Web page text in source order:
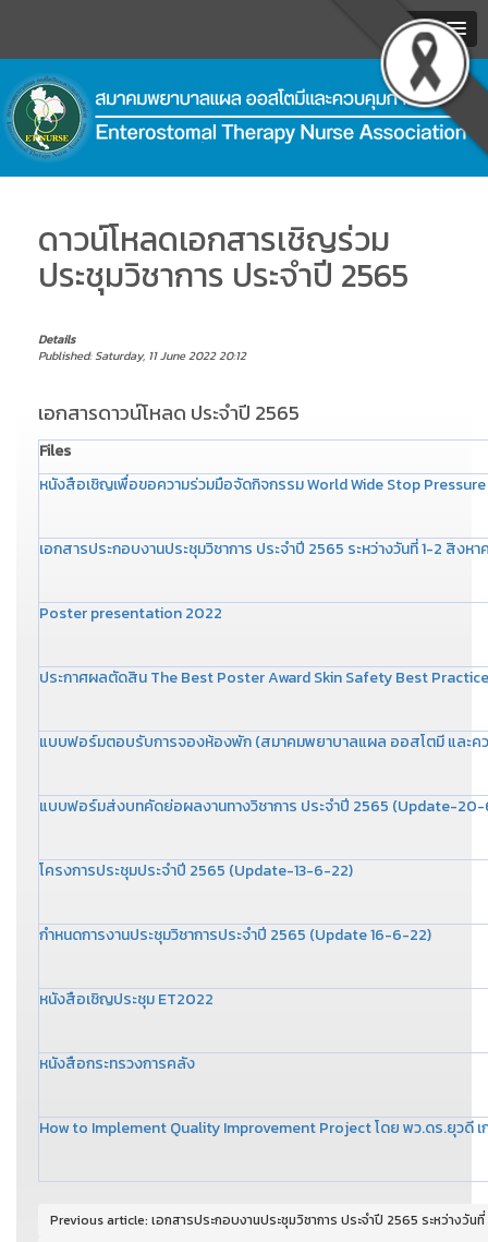
MENU
.
ดาวน์โหลดเอกสารเชิญร่วม
ประชุมวิชาการ ประจำปี 2565
Details
Published: Saturday, 11 June 2022 20:12
เอกสารดาวน์โหลด ประจำปี 2565
Files
หนังสือเชิญเพื่อขอความร่วมมือจัดกิจกรรม World Wide Stop
เอกสารประกอบงานประชุมวิชาการ ประจำปี 2565 ระหว่างวันที่ 1-2 สิงห
Poster presentation 2022
ประกาศผลตัดสิน The Best Poster Award Skin Safety Best
แบบฟอร์มตอบรับการจองห้องพัก (สมาคมพยาบาลแผล ออสโตมี และค
แบบฟอร์มส่งบทคัดย่อผลงานทางวิชาการ ประจำปี 2565 (Update-
โครงการประชุมประจำปี 2565 (Update-13-6-22)
กำหนดการงานประชุมวิชาการประจำปี 2565 (Update 16-6-22)
หนังสือเชิญประชุม ET2022
หนังสือกระทรวงการคลัง
How to Implement Quality Improvement Project โดย พว.ดร.ยุวดี
Previous article: เอกสารประกอบงานประชุมวิชาการ ประจำปี 2565 ระหว่างวั